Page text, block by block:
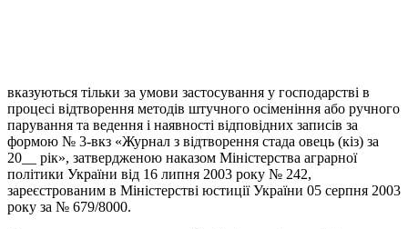
вказуються тільки за умови застосування у господарстві в
процесі відтворення методів штучного осіменіння або ручного
парування та ведення і наявності відповідних записів за
формою № 3-вкз «Журнал з відтворення стада овець (кіз) за
20__ рік», затвердженою наказом Міністерства аграрної
політики України від 16 липня 2003 року № 242,
зареєстрованим в Міністерстві юстиції України 05 серпня 2003
року за № 679/8000.